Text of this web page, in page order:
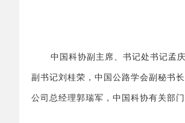
中国科协副主席、书记处书记孟
副书记刘桂荣，中国公路学会副秘书
公司总经理郭瑞军，中国科协有关部